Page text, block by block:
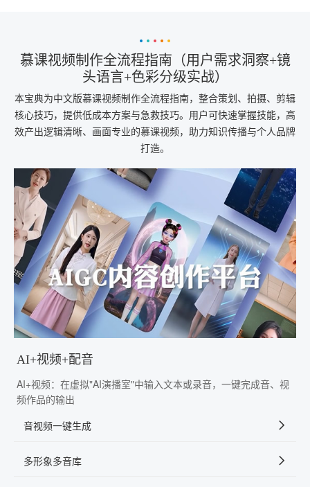
慕课视频制作全流程指南（用户需求洞察+镜
头语言+色彩分级实战）
本宝典为中文版慕课视频制作全流程指南，整合策划、拍摄、剪辑
核心技巧，提供低成本方案与急救技巧。用户可快速掌握技能，高
效产出逻辑清晰、画面专业的慕课视频，助力知识传播与个人品牌
打造。
AI+视频+配音
AI+视频：在虚拟"AI演播室"中输入文本或录音，一键完成音、视
频作品的输出
音视频一键生成
多形象多音库